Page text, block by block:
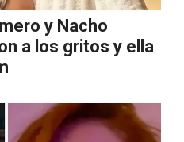
y Nacho
a los gritos y ella